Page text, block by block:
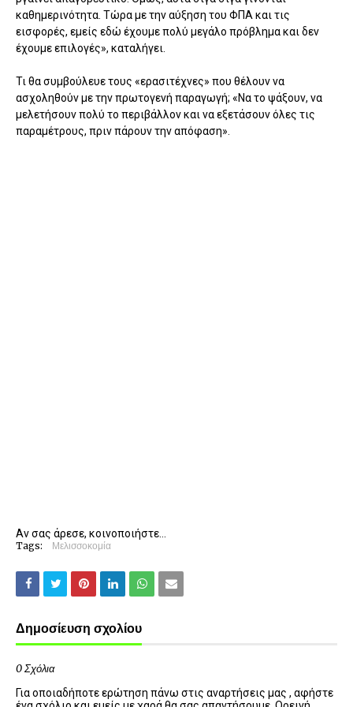
καθημερινότητα. Τώρα με την αύξηση του ΦΠΑ και τις
εισφορές, εμείς εδώ έχουμε πολύ μεγάλο πρόβλημα και δεν
έχουμε επιλογές», καταλήγει.
Τι θα συμβούλευε τους «ερασιτέχνες» που θέλουν να
ασχοληθούν με την πρωτογενή παραγωγή; «Να το ψάξουν, να
μελετήσουν πολύ το περιβάλλον και να εξετάσουν όλες τις
παραμέτρους, πριν πάρουν την απόφαση».
Αν σας άρεσε, κοινοποιήστε...
Tags: Μελισσοκομία
Δημοσίευση σχολίου
0 Σχόλια
Για οποιαδήποτε ερώτηση πάνω στις αναρτήσεις μας , αφήστε